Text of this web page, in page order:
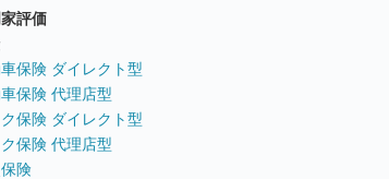
評価
保険 ダイレクト型
保険 代理店型
保険 ダイレクト型
保険 代理店型
険